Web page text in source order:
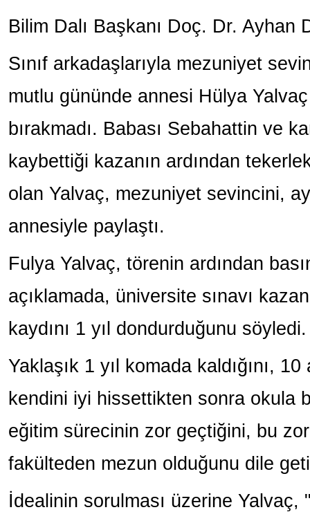
Bilim Dalı Başkanı Doç. Dr. Ayhan
Sınıf arkadaşlarıyla mezuniyet
mutlu gününde annesi Hülya Yalvaç
bırakmadı. Babası Sebahattin ve
kaybettiği kazanın ardından
olan Yalvaç, mezuniyet sevincini,
annesiyle paylaştı.
Fulya Yalvaç, törenin ardından
açıklamada, üniversite sınavı
kaydını 1 yıl dondurduğunu söyledi.
Yaklaşık 1 yıl komada kaldığını,
kendini iyi hissettikten sonra okula
eğitim sürecinin zor geçtiğini, bu
fakülteden mezun olduğunu dile
İdealinin sorulması üzerine